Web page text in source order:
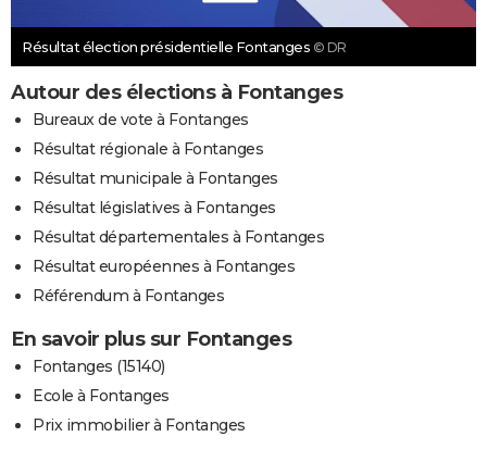
Résultat élection présidentielle Fontanges © DR
Autour des élections à Fontanges
Bureaux de vote à Fontanges
Résultat régionale à Fontanges
Résultat municipale à Fontanges
Résultat législatives à Fontanges
Résultat départementales à Fontanges
Résultat européennes à Fontanges
Référendum à Fontanges
En savoir plus sur Fontanges
Fontanges (15140)
Ecole à Fontanges
Prix immobilier à Fontanges